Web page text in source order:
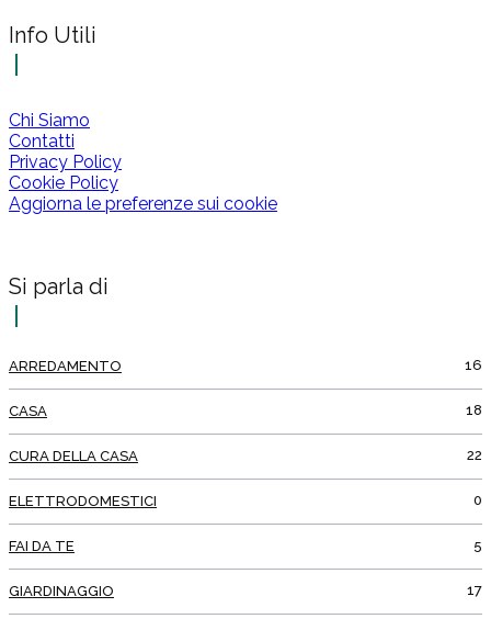
Info Utili
Chi Siamo
Contatti
Privacy Policy
Cookie Policy
Aggiorna le preferenze sui cookie
Si parla di
ARREDAMENTO 16
CASA 18
CURA DELLA CASA 22
ELETTRODOMESTICI 0
FAI DA TE 5
GIARDINAGGIO 17